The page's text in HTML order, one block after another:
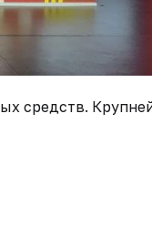
средств.